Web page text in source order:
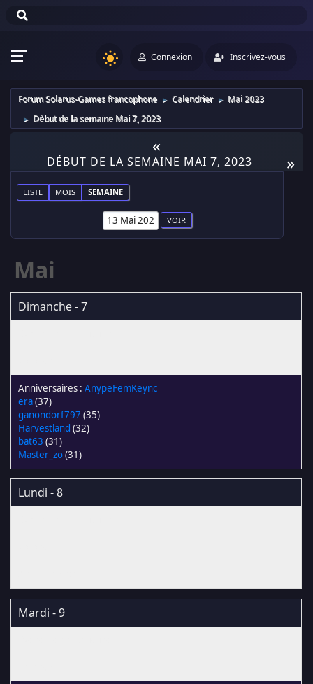
Connexion Inscrivez-vous
Forum Solarus-Games francophone ► Calendrier ► Mai 2023
► Début de la semaine Mai 7, 2023
«
»
DÉBUT DE LA SEMAINE MAI 7, 2023
LISTE MOIS SEMAINE
Mai
Dimanche - 7
AnypeFemKeync
era(37)
ganondorf797 (35)
Harvestland (32)
bat63 (31)
Master_zo(31)
Lundi - 8
Mardi - 9